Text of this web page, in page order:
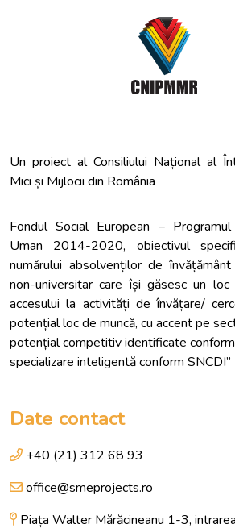
Un proiect al Consiliului Național al
Mici și Mijlocii din România
Fondul Social European –
Uman 2014-2020, obiectivul
numărului absolvenților de
non-universitar care își găsesc un
accesului la activități de învățare/
potențial loc de muncă, cu accent pe
potențial competitiv identificate
specializare inteligentă conform SNCDI”
Date contact
+40 (21) 312 68 93
office@smeprojects.ro
Piața Walter Mărăcineanu 1-3,